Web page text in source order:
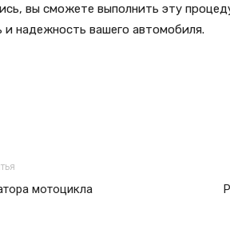
вы сможете выполнить эту
и надежность вашего автомобиля.
мотоцикла